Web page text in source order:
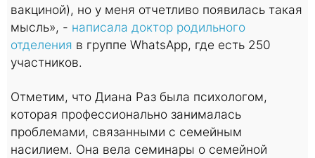
вакциной), но у меня отчетливо появилась такая
мысль», - написала доктор родильного
отделения в группе WhatsApp, где есть 250
участников.
Отметим, что Диана Раз была психологом,
которая профессионально занималась
проблемами, связанными с семейным
насилием. Она вела семинары о семейной